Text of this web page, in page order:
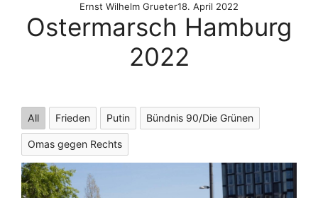
Ernst Wilhelm Grueter18. April 2022
Ostermarsch Hamburg
2022
All Frieden Putin Bündnis 90/Die Grünen
Omas gegen Rechts